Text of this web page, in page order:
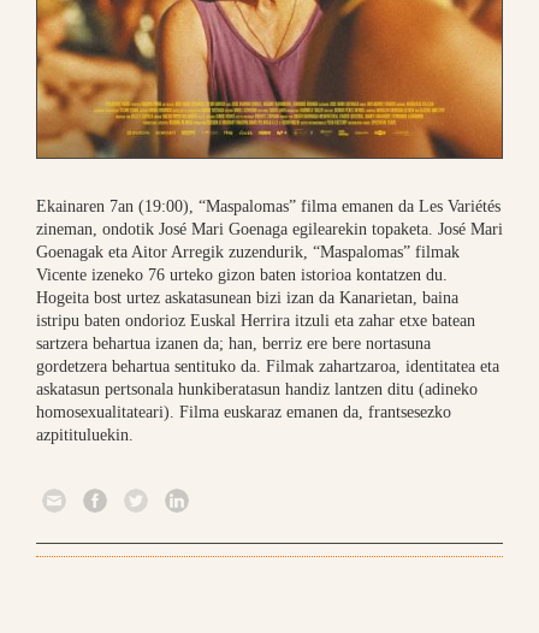
Ekainaren 7an (19:00), “Maspalomas” filma emanen da Les Variétés
zineman, ondotik José Mari Goenaga egilearekin topaketa. José Mari
Goenagak eta Aitor Arregik zuzendurik, “Maspalomas” filmak
Vicente izeneko 76 urteko gizon baten istorioa kontatzen du.
Hogeita bost urtez askatasunean bizi izan da Kanarietan, baina
istripu baten ondorioz Euskal Herrira itzuli eta zahar etxe batean
sartzera behartua izanen da; han, berriz ere bere nortasuna
gordetzera behartua sentituko da. Filmak zahartzaroa, identitatea eta
askatasun pertsonala hunkiberatasun handiz lantzen ditu (adineko
homosexualitateari). Filma euskaraz emanen da, frantsesezko
azpitituluekin.